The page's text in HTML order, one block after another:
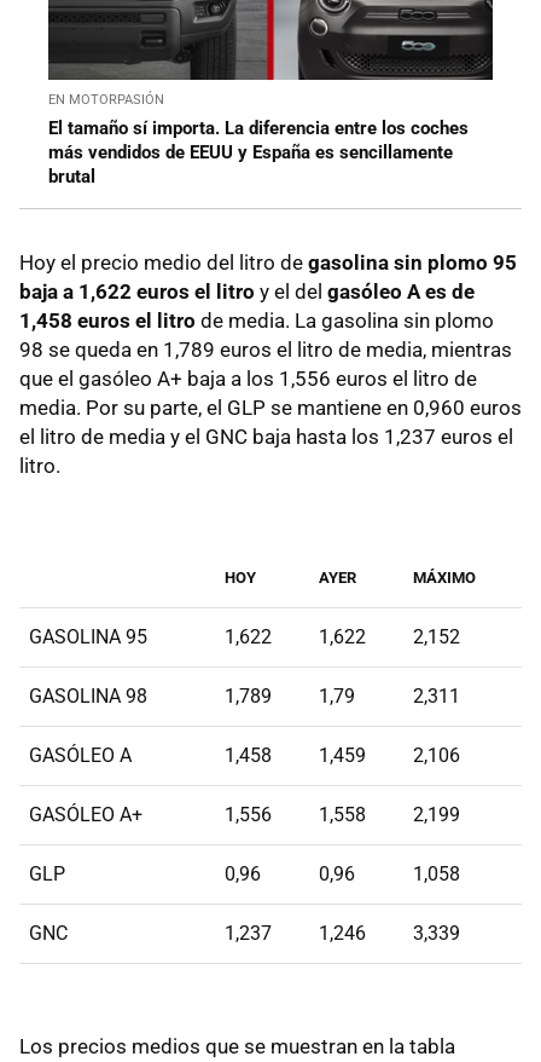
EN MOTORPASIÓN
El tamaño sí importa. La diferencia entre los coches
más vendidos de EEUU y España es sencillamente
brutal
Hoy el precio medio del litro de gasolina sin plomo 95
baja a 1,622 euros el litro y el del gasóleo A es de
1,458 euros el litro de media. La gasolina sin plomo
98 se queda en 1,789 euros el litro de media, mientras
que el gasóleo A+ baja a los 1,556 euros el litro de
media. Por su parte, el GLP se mantiene en 0,960 euros
el litro de media y el GNC baja hasta los 1,237 euros el
litro.
HOY AYER MÁXIMO
GASOLINA 95 1,622 1,622 2,152
GASOLINA 98 1,789 1,79 2,311
GASÓLEO A 1,458 1,459 2,106
GASÓLEO A+ 1,556 1,558 2,199
GLP 0,96 0,96 1,058
GNC 1,237 1,246 3,339
Los precios medios que se muestran en la tabla